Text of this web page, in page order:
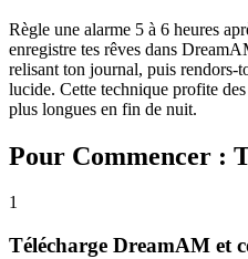
Règle une alarme 5 à 6 heures
enregistre tes rêves dans
relisant ton journal, puis rendors-
lucide. Cette technique profite
plus longues en fin de nuit.
Pour Commencer :
1
Télécharge DreamAM et